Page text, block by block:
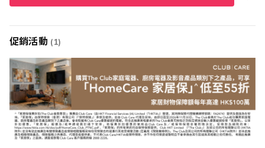
促銷活動 (1)